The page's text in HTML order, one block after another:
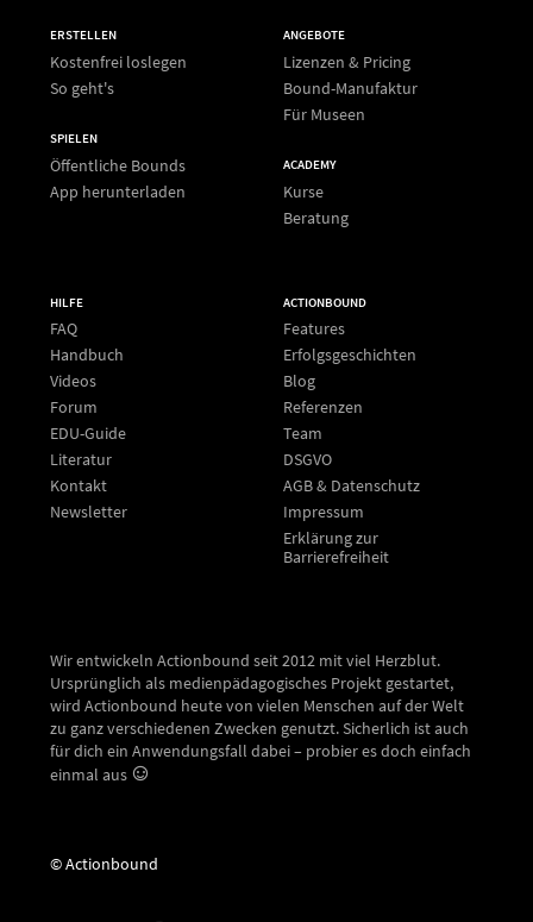
ERSTELLEN
Kostenfrei loslegen
So geht's
SPIELEN
Öffentliche Bounds
App herunterladen
ANGEBOTE
Lizenzen & Pricing
Bound-Manufaktur
Für Museen
ACADEMY
Kurse
Beratung
HILFE
FAQ
Handbuch
Videos
Forum
EDU-Guide
Literatur
Kontakt
Newsletter
ACTIONBOUND
Features
Erfolgsgeschichten
Blog
Referenzen
Team
DSGVO
AGB & Datenschutz
Impressum
Erklärung zur
Barrierefreiheit
Wir entwickeln Actionbound seit 2012 mit viel Herzblut.
Ursprünglich als medienpädagogisches Projekt gestartet,
wird Actionbound heute von vielen Menschen auf der Welt
zu ganz verschiedenen Zwecken genutzt. Sicherlich ist auch
für dich ein Anwendungsfall dabei – probier es doch einfach
einmal aus
© Actionbound